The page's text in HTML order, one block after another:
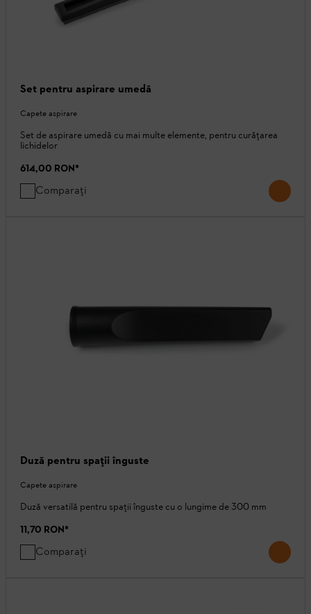
Set pentru aspirare umedă
Capete aspirare
Set de aspirare umedă cu mai multe elemente, pentru curățarea
lichidelor
614,00 RON*
Comparați
Duză pentru spații înguste
Capete aspirare
Duză versatilă pentru spații înguste cu o lungime de 300 mm
11,70 RON*
Comparați